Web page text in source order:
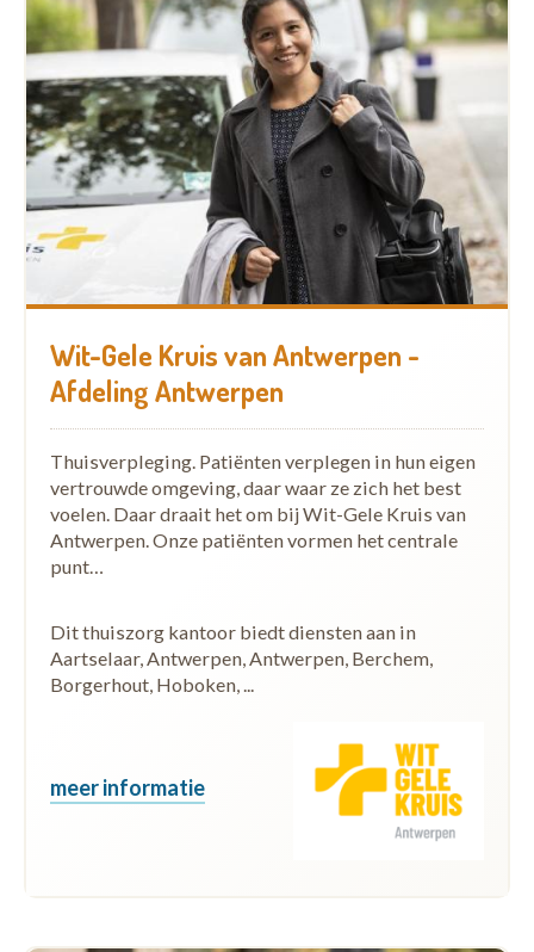
Wit-Gele Kruis van Antwerpen -
Afdeling Antwerpen
Thuisverpleging. Patiënten verplegen in hun eigen
vertrouwde omgeving, daar waar ze zich het best
voelen. Daar draait het om bij Wit-Gele Kruis van
Antwerpen. Onze patiënten vormen het centrale
punt…
Dit thuiszorg kantoor biedt diensten aan in
Aartselaar, Antwerpen, Antwerpen, Berchem,
Borgerhout, Hoboken, ...
meer informatie